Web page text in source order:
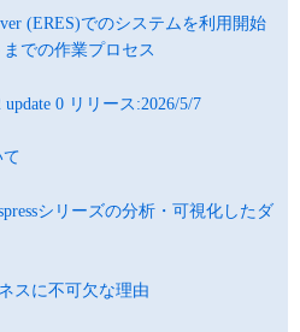
(ERES)でのシステムを利用開始
での作業プロセス
update 0 リリース:2026/5/7
シリーズの分析・可視化したダ
スに不可欠な理由